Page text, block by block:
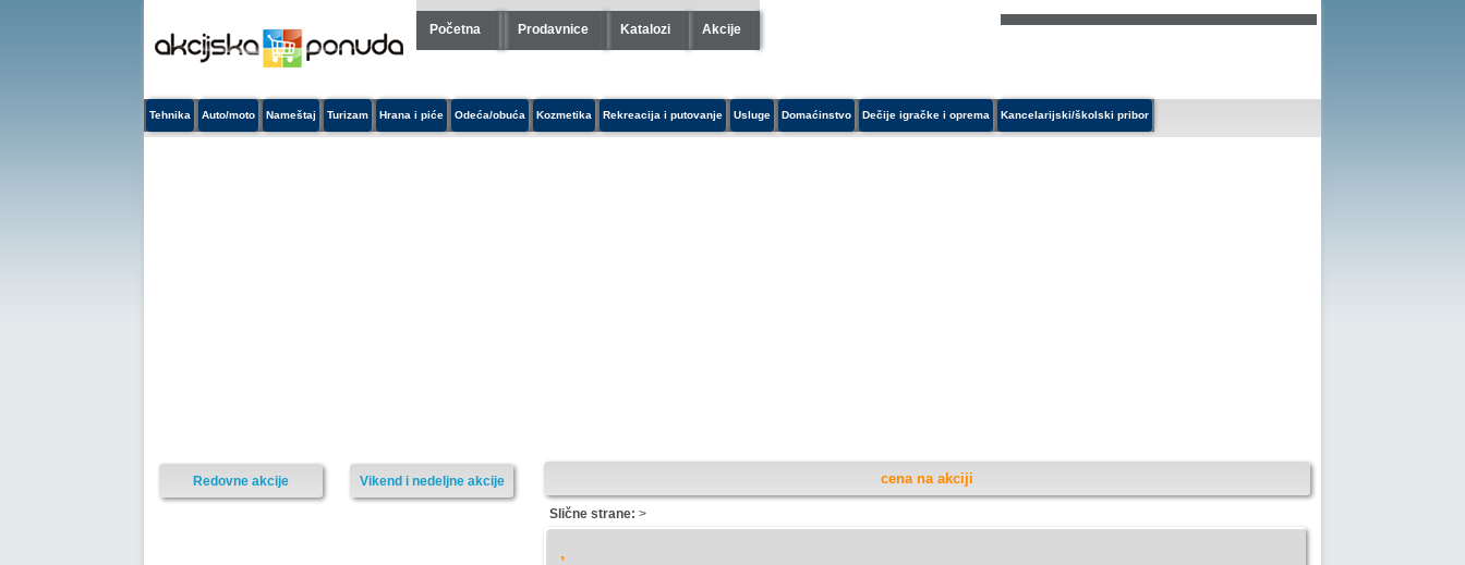
Početna Prodavnice Katalozi Akcije
Tehnika Auto/moto Nameštaj Turizam Hrana i piće Odeća/obuća Kozmetika Rekreacija i putovanje Usluge Domaćinstvo Dečije igračke i oprema Kancelarijski/školski pribor
cena na akciji
Slične strane: >
,
Vikend i nedeljne akcije
Redovne akcije